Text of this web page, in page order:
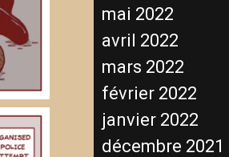
mai 2022
avril 2022
mars 2022
février 2022
janvier 2022
décembre 2021